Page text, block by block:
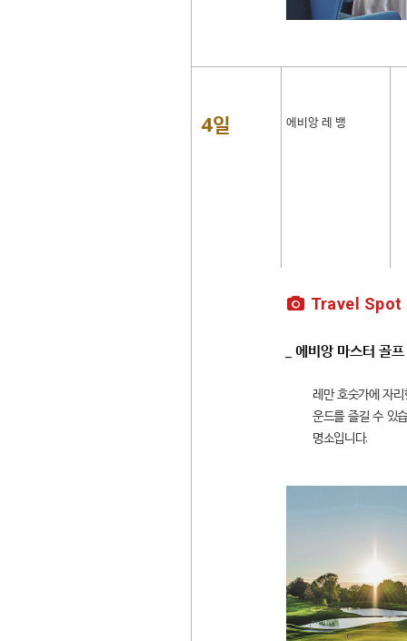
4일 에비앙 레 뱅
Travel Spot
_ 에비앙 마스터 골
레만 호숫가에 자
운드를 즐길 수 있
명소입니다.